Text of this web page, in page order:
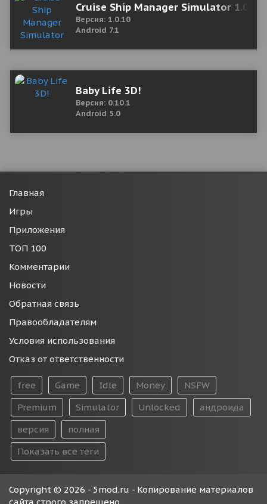
Cruise Ship Manager Simulator
Версия: 1.0.10
Android 7.1
Baby Life 3D!
Версия: 0.10.1
Android 5.0
Главная
Игры
Приложения
ТОП 100
Комментарии
Новости
Обратная связь
Правообладателям
Условия использования
Отказ от ответственности
free Game Idle Money
NSFW
Premium
Simulator Unlocked
андроида
версия
полная
Показать все теги
Copyright © 2026 - 5mod.ru - Копирование материалов